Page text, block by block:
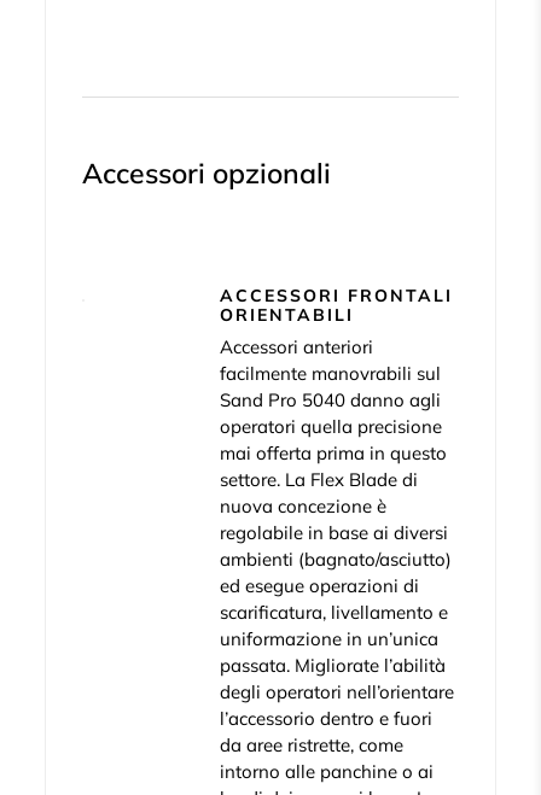
Accessori opzionali
ACCESSORI FRONTALI
ORIENTABILI
Accessori anteriori
facilmente manovrabili sul
Sand Pro 5040 danno agli
operatori quella precisione
mai offerta prima in questo
settore. La Flex Blade di
nuova concezione è
regolabile in base ai diversi
ambienti (bagnato/asciutto)
ed esegue operazioni di
scarificatura, livellamento e
uniformazione in un’unica
passata. Migliorate l’abilità
degli operatori nell’orientare
l’accessorio dentro e fuori
da aree ristrette, come
intorno alle panchine o ai